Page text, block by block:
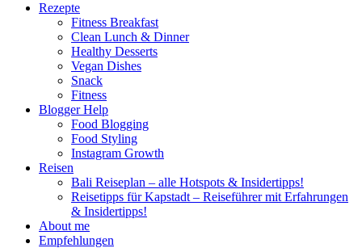
Rezepte
Fitness Breakfast
Clean Lunch & Dinner
Healthy Desserts
Vegan Dishes
Snack
Fitness
Blogger Help
Food Blogging
Food Styling
Instagram Growth
Reisen
Bali Reiseplan – alle Hotspots & Insidertipps!
Reisetipps für Kapstadt – Reiseführer mit Erfahrungen
& Insidertipps!
About me
Empfehlungen